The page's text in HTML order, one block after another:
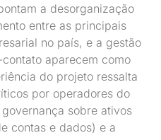
a desorganização
entre as principais
no país, e a gestão
aparecem como
do projeto ressalta
por operadores do
sobre ativos
contas e dados) e a